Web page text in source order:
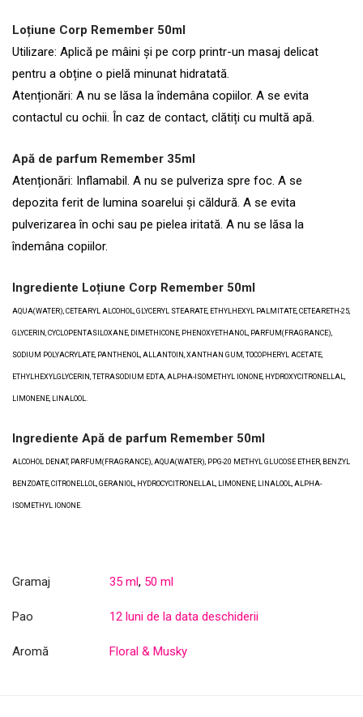
Loțiune Corp Remember 50ml
Utilizare: Aplică pe mâini și pe corp printr-un masaj delicat
pentru a obține o pielă minunat hidratată.
Atenționări: A nu se lăsa la îndemâna copiilor. A se evita
contactul cu ochii. În caz de contact, clătiți cu multă apă.
Apă de parfum Remember 35ml
Atenționări: Inflamabil. A nu se pulveriza spre foc. A se
depozita ferit de lumina soarelui și căldură. A se evita
pulverizarea în ochi sau pe pielea iritată. A nu se lăsa la
îndemâna copiilor.
Ingrediente Loțiune Corp Remember 50ml
AQUA(WATER), CETEARYL ALCOHOL, GLYCERYL STEARATE, ETHYLHEXYL PALMITATE, CETEARETH-25,
GLYCERIN, CYCLOPENTASILOXANE, DIMETHICONE, PHENOXYETHANOL, PARFUM(FRAGRANCE),
SODIUM POLYACRYLATE, PANTHENOL, ALLANTOIN, XANTHAN GUM, TOCOPHERYL ACETATE,
ETHYLHEXYLGLYCERIN, TETRASODIUM EDTA, ALPHA-ISOMETHYL IONONE, HYDROXYCITRONELLAL,
LIMONENE, LINALOOL.
Ingrediente Apă de parfum Remember 50ml
ALCOHOL DENAT, PARFUM(FRAGRANCE), AQUA(WATER), PPG-20 METHYL GLUCOSE ETHER, BENZYL
BENZOATE, CITRONELLOL, GERANIOL, HYDROCYCITRONELLAL, LIMONENE, LINALOOL, ALPHA-
ISOMETHYL IONONE.
Gramaj 35 ml, 50 ml
Pao 12 luni de la data deschiderii
Aromă Floral & Musky